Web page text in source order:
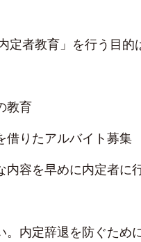
定者教育」を行う目的
教育
借りたアルバイト募集
容を早めに内定者に行
。内定辞退を防ぐため